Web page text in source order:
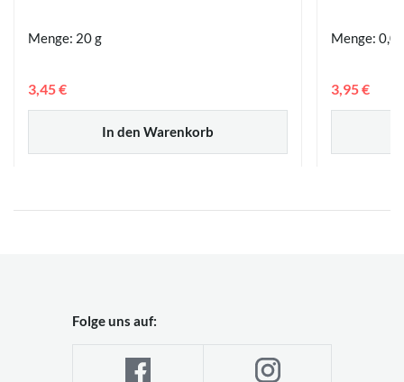
Menge: 20 g
In den Warenkorb
3,45 €
Menge:
3,95 €
Folge uns auf: